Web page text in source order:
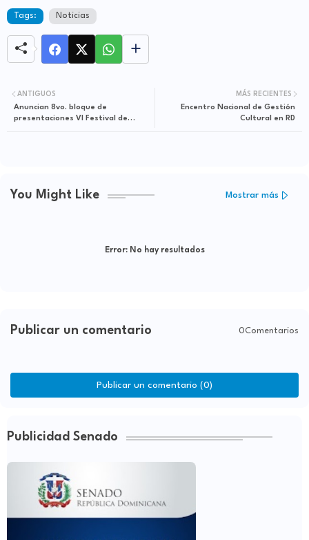
Tags: Noticias
MÁS RECIENTES
Encentro Nacional de Gestión
Cultural en RD
ANTIGUOS
Anuncian 8vo. bloque de
presentaciones VI Festival de
You Might Like Mostrar más
Error:No hay resultados
Publicar un comentario 0Comentarios
Publicar un comentario (0)
Publicidad Senado